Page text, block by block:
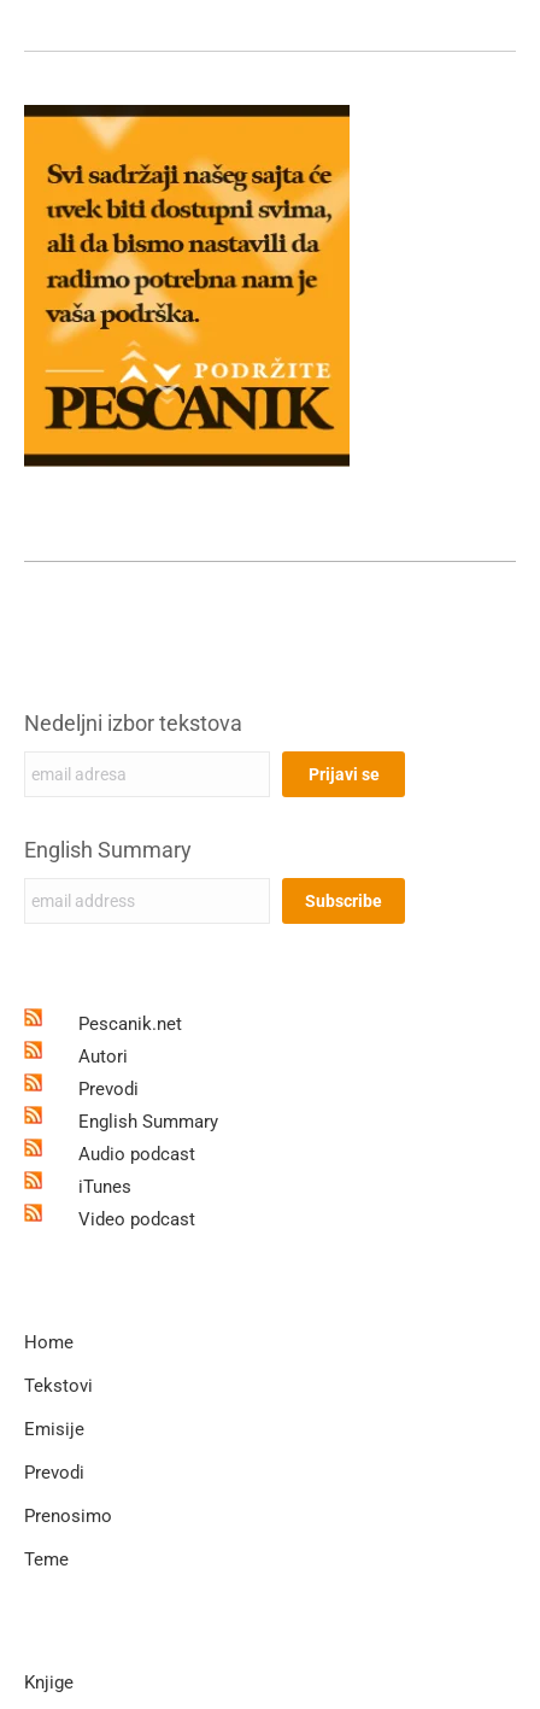
Nedeljni izbor tekstova
English Summary
Pescanik.net
Autori
Prevodi
English Summary
Audio podcast
iTunes
Video podcast
Home
Tekstovi
Emisije
Prevodi
Prenosimo
Teme
Knjige